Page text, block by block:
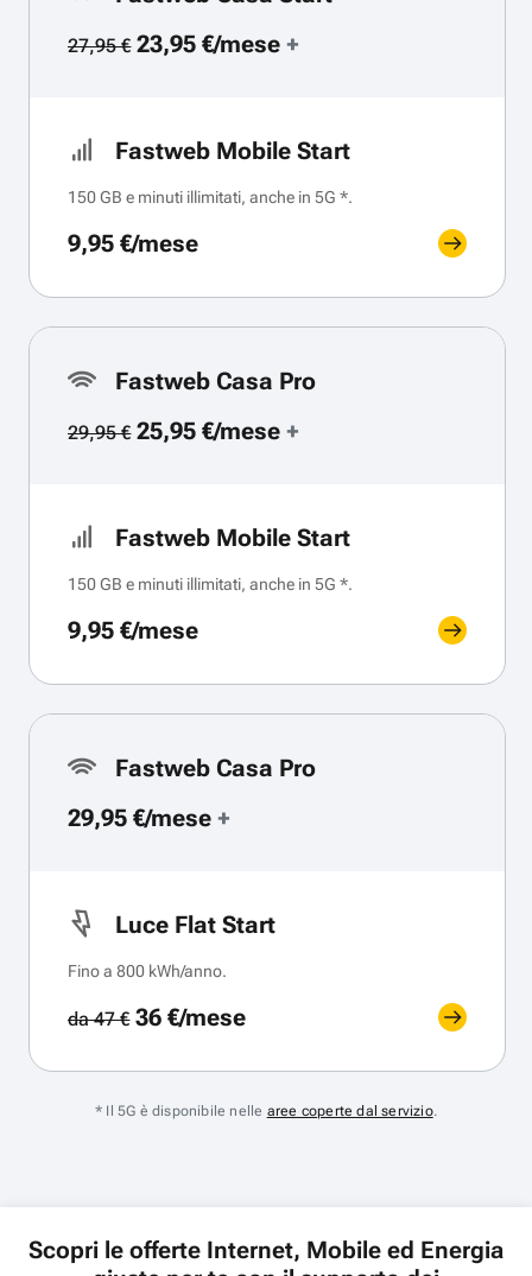
27,95 €23,95 €/mese+
Fastweb Mobile Start
150 GB e minuti illimitati, anche in 5G *.
9,95 €/mese
Fastweb Casa Pro
29,95 €25,95 €/mese+
Fastweb Mobile Start
150 GB e minuti illimitati, anche in 5G *.
9,95 €/mese
Fastweb Casa Pro
29,95 €/mese +
Luce Flat Start
Fino a 800 kWh/anno.
da 47 €36 €/mese
* Il 5G è disponibile nelle aree coperte dal servizio.
Scopri le offerte Internet, Mobile ed Energia